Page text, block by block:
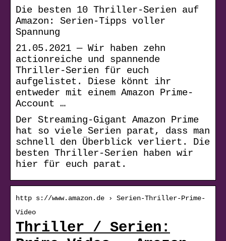
Die besten 10 Thriller-Serien auf
Amazon: Serien-Tipps voller
Spannung
21.05.2021 — Wir haben zehn
actionreiche und spannende
Thriller-Serien für euch
aufgelistet. Diese könnt ihr
entweder mit einem Amazon Prime-
Account …
Der Streaming-Gigant Amazon Prime
hat so viele Serien parat, dass man
schnell den Überblick verliert. Die
besten Thriller-Serien haben wir
hier für euch parat.
http s://www.amazon.de › Serien-Thriller-Prime-
Video
Thriller / Serien: